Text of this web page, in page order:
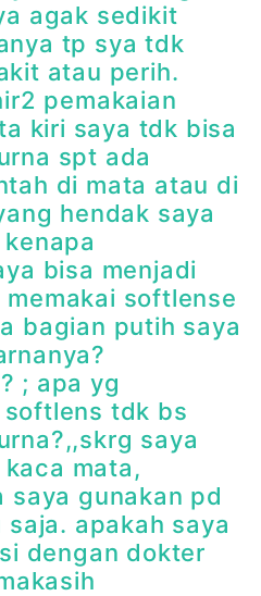
agak sedikit
tp sya tdk
atau perih.
pemakaian
kiri saya tdk bisa
spt ada
di mata atau di
hendak saya
bisa menjadi
softlense
bagian putih saya
; apa yg
tdk bs
saya
mata,
saya gunakan pd
apakah saya
dengan dokter